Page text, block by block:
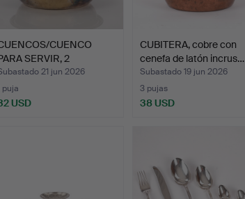
CUENCO
SERVIR, 2
a…
21 jun 2026
puja
USD
CUBITERA, cobre con
cenefa de latón incrus…
Subastado 19 jun 2026
3 pujas
38 USD